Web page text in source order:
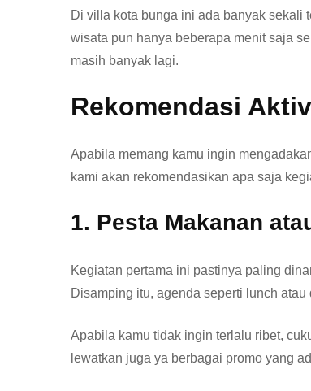
Di villa kota bunga ini ada banyak sekali
wisata pun hanya beberapa menit saja
masih banyak lagi.
Rekomendasi
Apabila memang kamu ingin
kami akan rekomendasikan apa saja
1. Pesta Makanan
Kegiatan pertama ini pastinya paling
Disamping itu, agenda seperti lunch
Apabila kamu tidak ingin terlalu ribet,
lewatkan juga ya berbagai promo yang